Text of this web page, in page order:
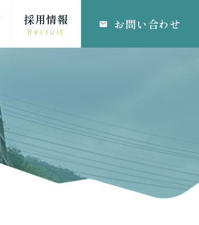
採用情報
Recruit
email お問い合わせ